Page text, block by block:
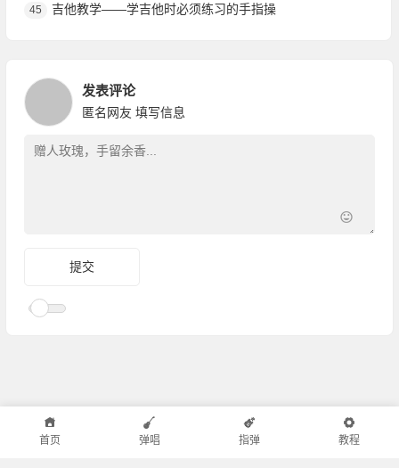
45 吉他教学——学吉他时必须练习的手指操
发表评论
匿名网友 填写信息
首页 弹唱 指弹 教程